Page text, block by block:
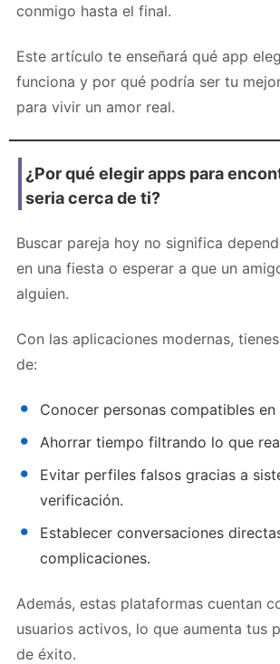
conmigo hasta el final.
Este artículo te enseñará qué app
funciona y por qué podría ser tu
para vivir un amor real.
¿Por qué elegir apps para
seria cerca de ti?
Buscar pareja hoy no significa
en una fiesta o esperar a que un
alguien.
Con las aplicaciones modernas,
de:
Conocer personas compatibles
Ahorrar tiempo filtrando lo que
Evitar perfiles falsos gracias a
verificación.
Establecer conversaciones
complicaciones.
Además, estas plataformas cuentan
usuarios activos, lo que aumenta tus
de éxito.